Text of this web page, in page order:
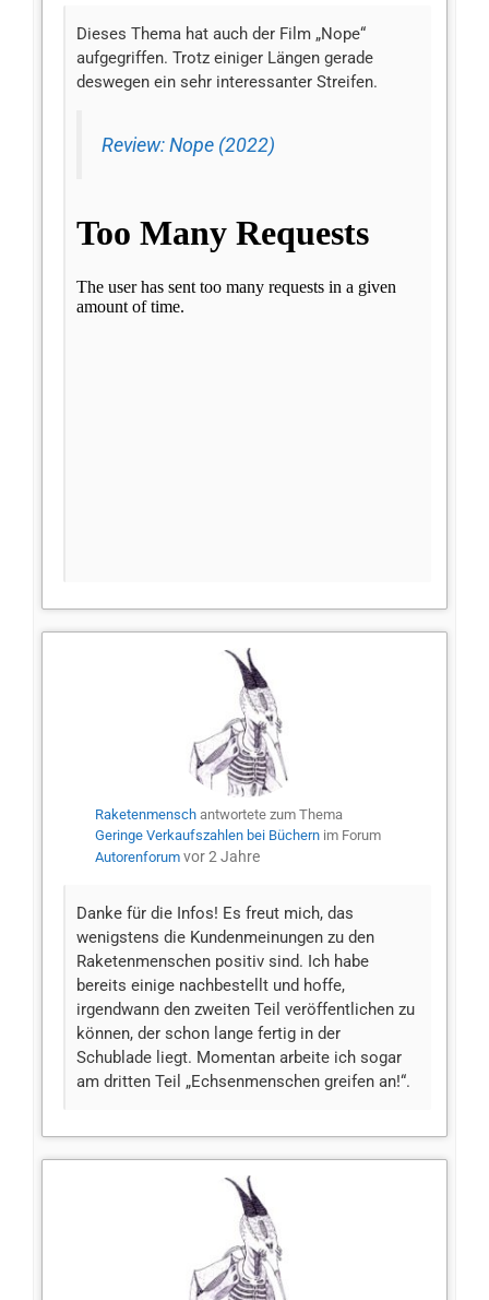
Dieses Thema hat auch der Film „Nope“
aufgegriffen. Trotz einiger Längen gerade
deswegen ein sehr interessanter Streifen.
Review: Nope (2022)
Raketenmensch antwortete zum Thema
Geringe Verkaufszahlen bei Büchern im Forum
Autorenforum vor 2 Jahre
Danke für die Infos! Es freut mich, das
wenigstens die Kundenmeinungen zu den
Raketenmenschen positiv sind. Ich habe
bereits einige nachbestellt und hoffe,
irgendwann den zweiten Teil veröffentlichen zu
können, der schon lange fertig in der
Schublade liegt. Momentan arbeite ich sogar
am dritten Teil „Echsenmenschen greifen an!“.